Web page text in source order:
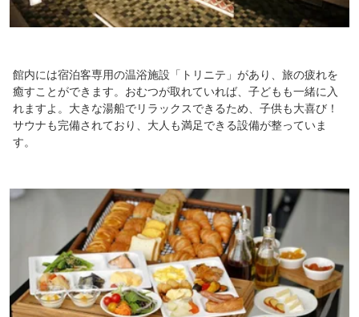
館内には宿泊客専用の温浴施設「トリニテ」があり、旅の疲れを
癒すことができます。おむつが取れていれば、子どもも一緒に入
れますよ。大きな湯船でリラックスできるため、子供も大喜び！
サウナも完備されており、大人も満足できる設備が整っていま
す。